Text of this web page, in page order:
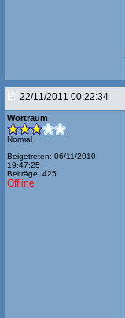
22/11/2011 00:22:34
Wortraum
Normal
Beigetreten: 06/11/2010
19:47:25
Beiträge: 425
Offline